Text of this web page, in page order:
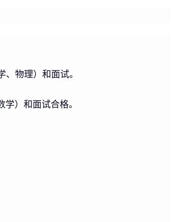
物理）和面试。
）和面试合格。